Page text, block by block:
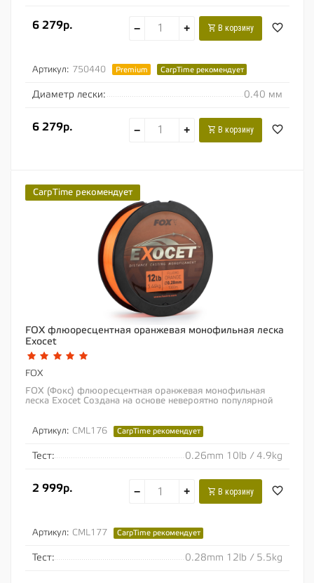
6 279р. − + В корзину
Артикул: 750440 Premium CarpTime рекомендует
Диаметр лески: 0.40 мм
6 279р. − + В корзину
CarpTime рекомендует
FOX флюоресцентная оранжевая монофильная леска
Exocet
FOX
FOX (Фокс) флюоресцентная оранжевая монофильная
леска Exocet Создана на основе невероятно популярной
Артикул: CML176 CarpTime рекомендует
Тест: 0.26mm 10lb / 4.9kg
2 999р. − + В корзину
Артикул: CML177 CarpTime рекомендует
Тест: 0.28mm 12lb / 5.5kg